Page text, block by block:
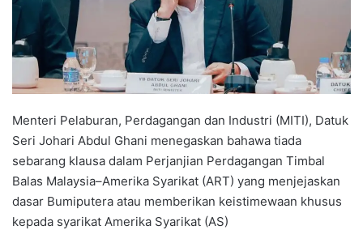
l
Menteri Pelaburan, Perdagangan dan Industri (MITI), Datuk
Seri Johari Abdul Ghani menegaskan bahawa tiada
sebarang klausa dalam Perjanjian Perdagangan Timbal
Balas Malaysia–Amerika Syarikat (ART) yang menjejaskan
dasar Bumiputera atau memberikan keistimewaan khusus
kepada syarikat Amerika Syarikat (AS)